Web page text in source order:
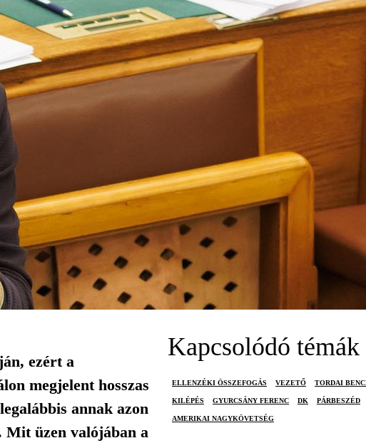
ezért a
megjelent hosszas
annak azon
Mit üzen valójában a
Kapcsolódó témák
ELLENZÉKI ÖSSZEFOGÁS VEZETŐ TORDAI
KILÉPÉS GYURCSÁNY FERENC DK PÁRBESZÉD
AMERIKAI NAGYKÖVETSÉG